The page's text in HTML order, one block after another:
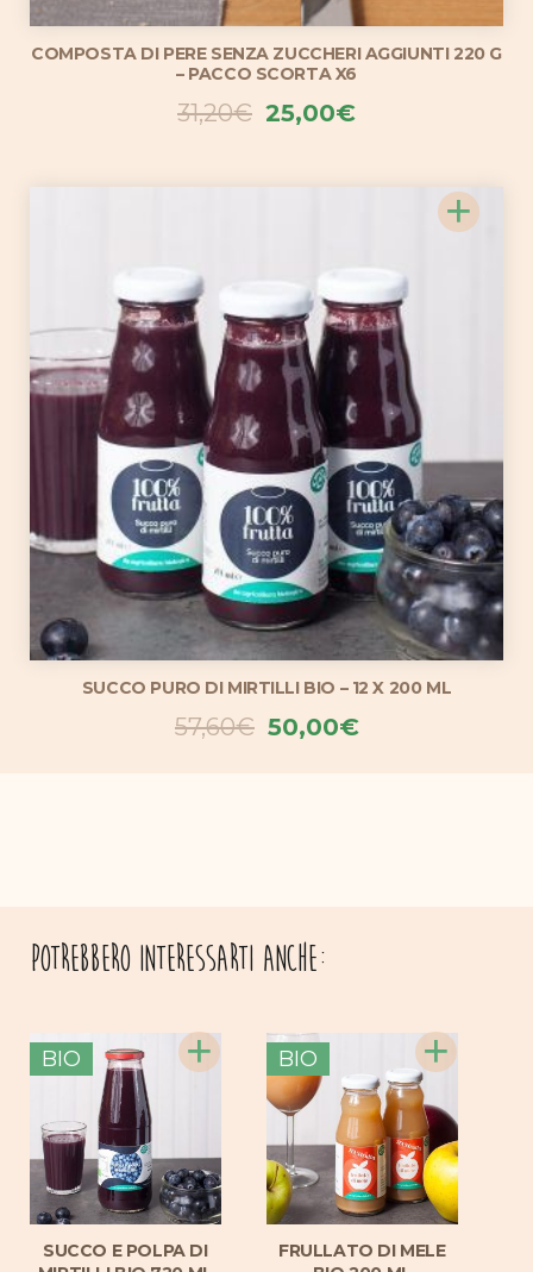
COMPOSTA DI PERE SENZA ZUCCHERI AGGIUNTI 220 G
– PACCO SCORTA X6
31,20€ Il
25,00€Il
+
SUCCO PURO DI MIRTILLI BIO – 12 X 200 ML
57,60€ Il
50,00€Il
Potrebbero interessarti anche:
SUCCO E POLPA DI
BIO +
FRULLATO DI MELE
BIO +